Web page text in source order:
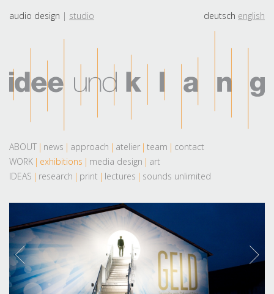
audio design studio deutsch english
ABOUT news approach atelier team
contact
WORK
exhibitions media design
art
IDEAS
research print lectures sounds unlimited